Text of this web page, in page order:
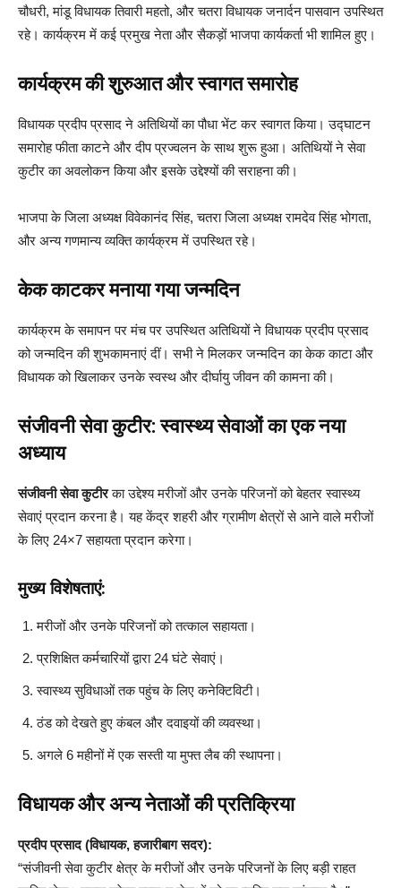
चौधरी, मांडू विधायक तिवारी महतो, और चतरा विधायक जनार्दन पासवान उपस्थित
रहे। कार्यक्रम में कई प्रमुख नेता और सैकड़ों भाजपा कार्यकर्ता भी शामिल हुए।
कार्यक्रम की शुरुआत और स्वागत समारोह
विधायक प्रदीप प्रसाद ने अतिथियों का पौधा भेंट कर स्वागत किया। उद्घाटन
समारोह फीता काटने और दीप प्रज्वलन के साथ शुरू हुआ। अतिथियों ने सेवा
कुटीर का अवलोकन किया और इसके उद्देश्यों की सराहना की।
भाजपा के जिला अध्यक्ष विवेकानंद सिंह, चतरा जिला अध्यक्ष रामदेव सिंह भोगता,
और अन्य गणमान्य व्यक्ति कार्यक्रम में उपस्थित रहे।
केक काटकर मनाया गया जन्मदिन
कार्यक्रम के समापन पर मंच पर उपस्थित अतिथियों ने विधायक प्रदीप प्रसाद
को जन्मदिन की शुभकामनाएं दीं। सभी ने मिलकर जन्मदिन का केक काटा और
विधायक को खिलाकर उनके स्वस्थ और दीर्घायु जीवन की कामना की।
संजीवनी सेवा कुटीर: स्वास्थ्य सेवाओं का एक नया
अध्याय
संजीवनी सेवा कुटीरका उद्देश्य मरीजों और उनके परिजनों को बेहतर स्वास्थ्य
सेवाएं प्रदान करना है। यह केंद्र शहरी और ग्रामीण क्षेत्रों से आने वाले मरीजों
के लिए 24×7 सहायता प्रदान करेगा।
मुख्य विशेषताएं:
मरीजों और उनके परिजनों को तत्काल सहायता।
प्रशिक्षित कर्मचारियों द्वारा 24 घंटे सेवाएं।
स्वास्थ्य सुविधाओं तक पहुंच के लिए कनेक्टिविटी।
ठंड को देखते हुए कंबल और दवाइयों की व्यवस्था।
अगले 6 महीनों में एक सस्ती या मुफ्त लैब की स्थापना।
विधायक और अन्य नेताओं की प्रतिक्रिया
प्रदीप प्रसाद (विधायक, हजारीबाग सदर):
“संजीवनी सेवा कुटीर क्षेत्र के मरीजों और उनके परिजनों के लिए बड़ी राहत